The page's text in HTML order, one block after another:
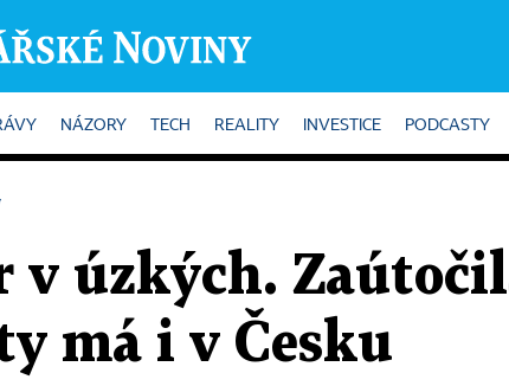
NÁZORY TECH REALITY INVESTICE PODCASTY
v úzkých.
má i v Česku